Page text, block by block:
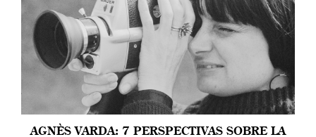
AGNÈS VARDA: 7 PERSPECTIVAS SOBRE LA